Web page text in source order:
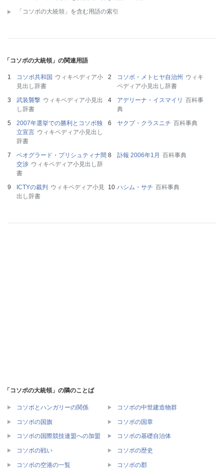
「コソボの大統領」を含む用語の索引
「コソボの大統領」の関連用語
コソボ共和国 ウィキペディア小
見出し辞書
コソボ・メトヒヤ自治州 ウィキ
ペディア小見出し辞書
武装襲撃 ウィキペディア小見出
し辞書
アデリーナ・イスマイリ 百科事
典
2007年選挙での勝利とコソボ独
立宣言 ウィキペディア小見出し
辞書
ヤクプ・クラスニチ 百科事典
ベオグラード・プリシュティナ間
交渉 ウィキペディア小見出し辞
書
訃報 2006年1月 百科事典
ICTYの裁判
ウィキペディア小見
出し辞書
ハシム・サチ 百科事典
「コソボの大統領」の隣のことば
コソボとハンガリーの関係 コソボの中世建造物群
コソボの国旗 コソボの国章
コソボの国際競技連盟への加盟 コソボの基礎自治体
コソボの戦い コソボの歴史
コソボの空港の一覧 コソボの郡